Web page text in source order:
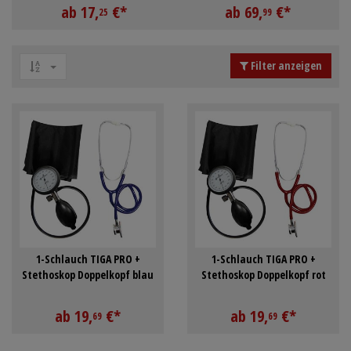
Schürzen
Mundpflege &
ab 17,25 €* ab 69,99 €*
Filter anzeigen
1-Schlauch TIGA PRO +
Stethoskop Doppelkopf blau
ab 19,69 €*
1-Schlauch TIGA PRO +
Stethoskop Doppelkopf rot
ab 19,69 €*